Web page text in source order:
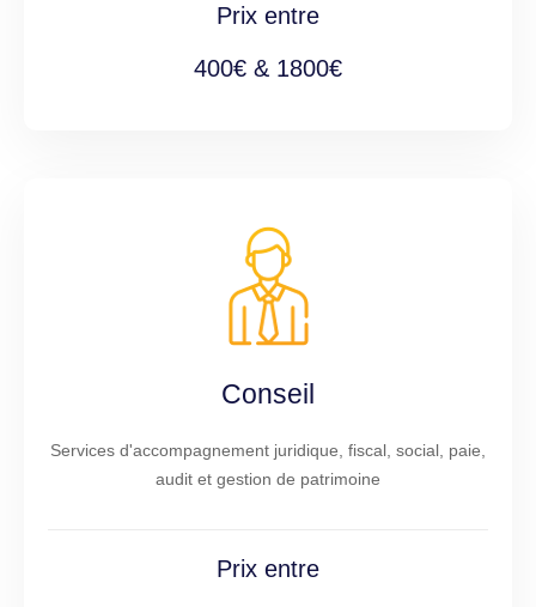
Prix entre
400€ & 1800€
Conseil
Services d'accompagnement juridique, fiscal, social, paie,
audit et gestion de patrimoine
Prix entre